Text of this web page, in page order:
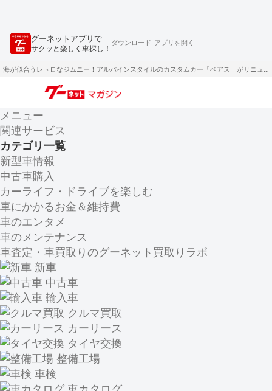
グーネットアプリで
サクッと楽しく車探し！
ダウンロード アプリを開く
海が似合うレトロなジムニー！アルパインスタイルのカスタムカー「ベアス」がリニューアル
メニュー
関連サービス
カテゴリ一覧
新型車情報
中古車購入
カーライフ・ドライブを楽しむ
車にかかるお金＆維持費
車のエンタメ
車のメンテナンス
車査定・車買取りのグーネット買取りラボ
新車
中古車
輸入車
クルマ買取
カーリース
タイヤ交換
整備工場
車検